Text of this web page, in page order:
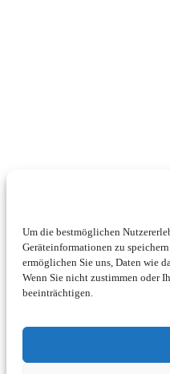
Um die bestmöglichen
Geräteinformationen zu
ermöglichen Sie uns, Daten wie
Wenn Sie nicht zustimmen oder
beeinträchtigen.